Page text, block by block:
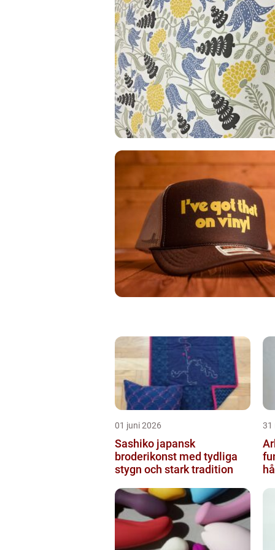
01 juni 2026
Sashiko japansk
broderikonst med tydliga
stygn och stark tradition
31